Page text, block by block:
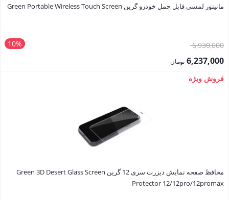
مانیتور لمسی قابل حمل خودرو گرین Green Portable Wireless Touch Screen
10% 6,930,000قیمت
اصلی:6,237,000 تومان
قیمت
فروش ویژه
محافظ صفحه نمایش دیزرت سری 12 گرین Green 3D Desert Glass Screen
Protector 12/12pro/12promax